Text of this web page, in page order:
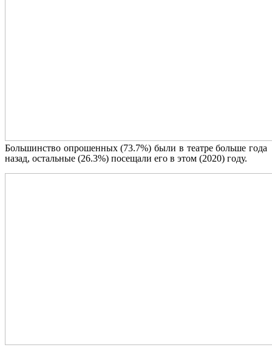
Большинство опрошенных (73.7%) были в театре больше года
назад, остальные (26.3%) посещали его в этом (2020) году.